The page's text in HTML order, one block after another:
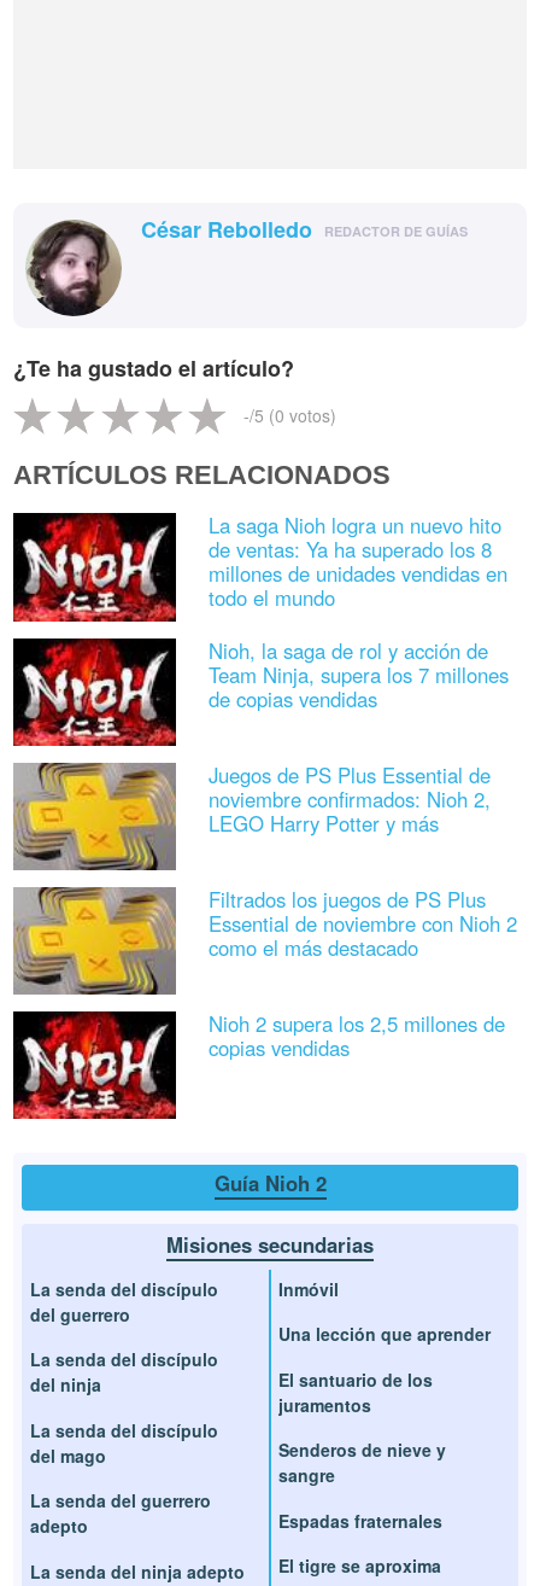
César Rebolledo REDACTOR DE GUÍAS
¿Te ha gustado el artículo?
-/5 (0 votos)
ARTÍCULOS RELACIONADOS
La saga Nioh logra un nuevo hito
de ventas: Ya ha superado los 8
millones de unidades vendidas en
todo el mundo
Nioh, la saga de rol y acción de
Team Ninja, supera los 7 millones
de copias vendidas
Juegos de PS Plus Essential de
noviembre confirmados: Nioh 2,
LEGO Harry Potter y más
Filtrados los juegos de PS Plus
Essential de noviembre con Nioh 2
como el más destacado
Nioh 2 supera los 2,5 millones de
copias vendidas
Guía Nioh 2
Misiones secundarias
La senda del discípulo
del guerrero
La senda del discípulo
del ninja
La senda del discípulo
del mago
La senda del guerrero
adepto
La senda del ninja adepto
Inmóvil
Una lección que aprender
El santuario de los
juramentos
Senderos de nieve y
sangre
Espadas fraternales
El tigre se aproxima